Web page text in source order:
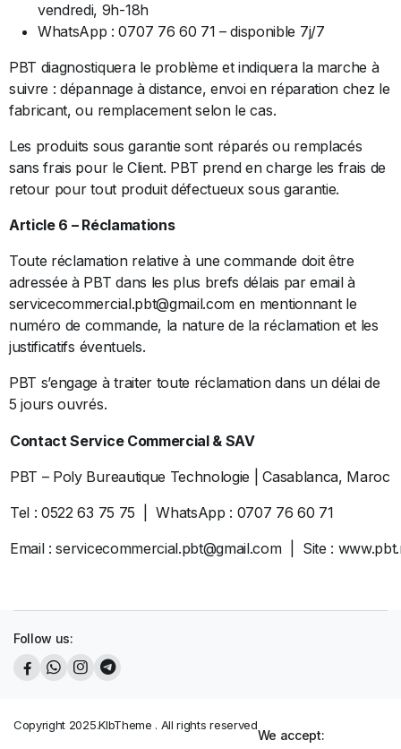
vendredi, 9h-18h
WhatsApp : 0707 76 60 71 – disponible 7j/7
PBT diagnostiquera le problème et indiquera la marche à
suivre : dépannage à distance, envoi en réparation chez le
fabricant, ou remplacement selon le cas.
Les produits sous garantie sont réparés ou remplacés
sans frais pour le Client. PBT prend en charge les frais de
retour pour tout produit défectueux sous garantie.
Article 6 – Réclamations
Toute réclamation relative à une commande doit être
adressée à PBT dans les plus brefs délais par email à
servicecommercial.pbt@gmail.com en mentionnant le
numéro de commande, la nature de la réclamation et les
justificatifs éventuels.
PBT s’engage à traiter toute réclamation dans un délai de
5 jours ouvrés.
Contact Service Commercial & SAV
PBT – Poly Bureautique Technologie | Casablanca, Maroc
Tel : 0522 63 75 75 | WhatsApp : 0707 76 60 71
Email : servicecommercial.pbt@gmail.com | Site :
Follow us:
Copyright 2025.KlbTheme . All rights reserved
We accept: